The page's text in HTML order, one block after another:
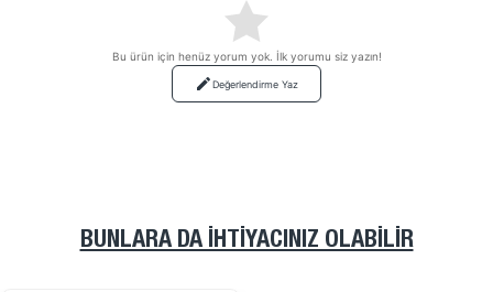
Bu ürün için henüz yorum yok. İlk yorumu siz yazın!
Değerlendirme Yaz
BUNLARA DA İHTIYACINIZ OLABILIR